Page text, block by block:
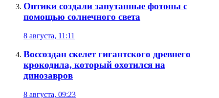
Оптики создали запутанные фотоны с
помощью солнечного света
8 августа, 11:11
Воссоздан скелет гигантского древнего
крокодила, который охотился на
динозавров
8 августа, 09:23